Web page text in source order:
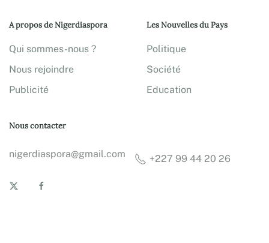
A propos de Nigerdiaspora
Qui sommes-nous ?
Nous rejoindre
Publicité
Les Nouvelles du Pays
Politique
Société
Education
Nous contacter
nigerdiaspora@gmail.com +227 99 44 20 26